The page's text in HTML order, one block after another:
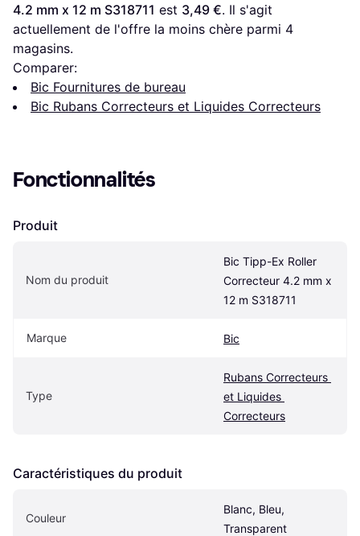
4.2 mm x 12 m S318711 est 3,49 €. Il s'agit
actuellement de l'offre la moins chère parmi 4
magasins.
Comparer:
Bic Fournitures de bureau
Bic Rubans Correcteurs et Liquides Correcteurs
Fonctionnalités
Produit
Nom du produit
Bic Tipp-Ex Roller
Correcteur 4.2 mm x
12 m S318711
Marque Bic
Type
Rubans Correcteurs
et Liquides
Correcteurs
Caractéristiques du produit
Couleur
Blanc, Bleu,
Transparent